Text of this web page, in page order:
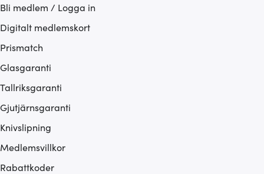
Bli medlem / Logga in
Digitalt medlemskort
Prismatch
Glasgaranti
Tallriksgaranti
Gjutjärnsgaranti
Knivslipning
Medlemsvillkor
Rabattkoder